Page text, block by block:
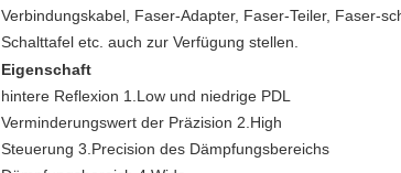
Verbindungskabel, Faser-Adapter, Faser-Teiler, Faser-
Schalttafel etc. auch zur Verfügung stellen.
Eigenschaft
hintere Reflexion 1.Low und niedrige PDL
Verminderungswert der Präzision 2.High
Steuerung 3.Precision des Dämpfungsbereichs